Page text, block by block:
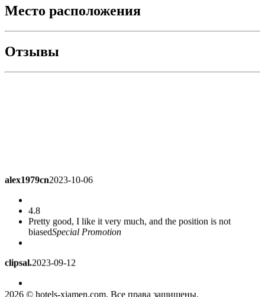
Место расположения
Отзывы
alex1979cn 2023-10-06
4.8
Pretty good, I like it very much, and the position is not
biasedSpecial Promotion
clipsal. 2023-09-12
2026 © hotels-xiamen.com. Все права защищены.